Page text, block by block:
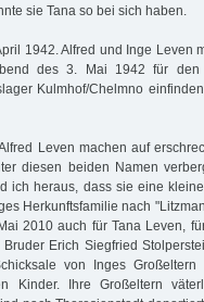
sie Tana so bei sich haben.
1942. Alfred und Inge Leven
des 3. Mai 1942 für den
Kulmhof/Chelmno
Leven machen auf
diesen beiden Namen
ich heraus, dass sie eine
Herkunftsfamilie nach
2010 auch für Tana Leven,
Erich Siegfried
von Inges Großeltern
Kinder. Ihre Großeltern